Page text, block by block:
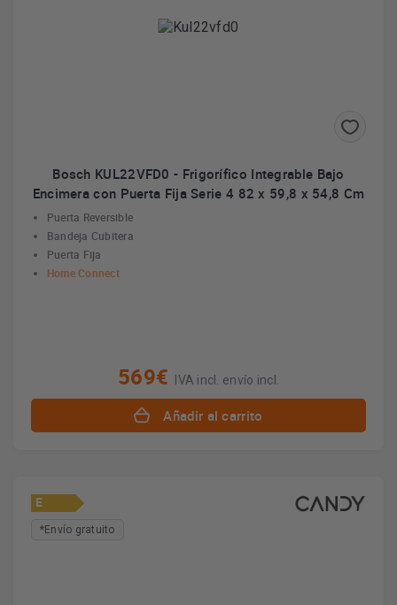
Bosch KUL22VFD0 - Frigorífico Integrable Bajo
Encimera con Puerta Fija Serie 4 82 x 59,8 x 54,8 Cm
Puerta Reversible
Bandeja Cubitera
Puerta Fija
Home Connect
569€ IVA incl. envío incl.
Añadir al carrito
E
*Envío gratuito